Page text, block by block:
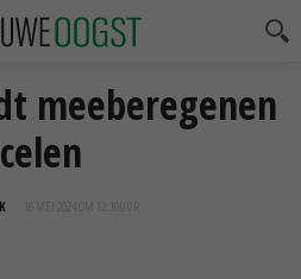
meeberegenen
16 MEI 2024 OM 12:10